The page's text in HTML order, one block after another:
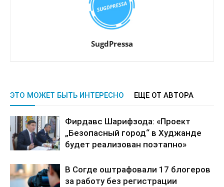
SugdPressa
ЭТО МОЖЕТ БЫТЬ ИНТЕРЕСНО ЕЩЕ ОТ АВТОРА
Фирдавс Шарифзода: «Проект
„Безопасный город“ в Худжанде
будет реализован поэтапно»
В Согде оштрафовали 17 блогеров
за работу без регистрации